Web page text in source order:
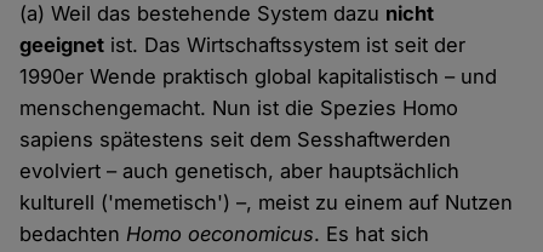
(a) Weil das bestehende System dazu nicht
geeignet ist. Das Wirtschaftssystem ist seit der
1990er Wende praktisch global kapitalistisch – und
menschengemacht. Nun ist die Spezies Homo
sapiens spätestens seit dem Sesshaftwerden
evolviert – auch genetisch, aber hauptsächlich
kulturell ('memetisch') –, meist zu einem auf Nutzen
bedachtenHomo oeconomicus. Es hat sich